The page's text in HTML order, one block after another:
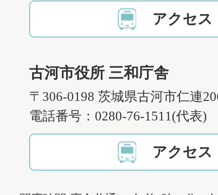
アクセス
古河市役所 三和庁舎
〒306-0198 茨城県古河市仁連
電話番号：0280-76-1511(代表)
アクセス